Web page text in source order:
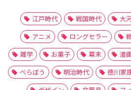
江戸時代 戦国時代 大
アニメ
ロングセラー
雑学
お菓子 幕末 漫
べらぼう
明治時代 徳川家